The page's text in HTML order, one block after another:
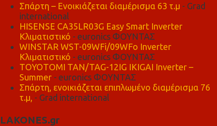
Σπάρτη – Ενοικιάζεται διαμέρισμα 63 τ.μ - Grad
international
HISENSE CA35LR03G Easy Smart Inverter
Κλιματιστικό - euronics ΦΟΥΝΤΑΣ
WINSTAR WST-09WFi/09WFo Inverter
Κλιματιστικό - euronics ΦΟΥΝΤΑΣ
TOYOTOMI TAN/TAG-12IG IKIGAI Inverter –
Summer - euronics ΦΟΥΝΤΑΣ
Σπάρτη, ενοικιάζεται επιπλωμένο διαμέρισμα 76
τ.μ, - Grad international
LAKONES.gr